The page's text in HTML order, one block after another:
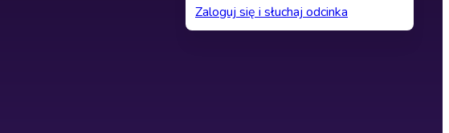
Zaloguj się i słuchaj odcinka